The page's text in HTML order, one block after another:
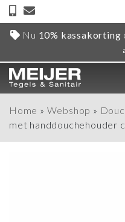
Nu 10% kassakorting
Home » Webshop »
met handdouchehouder